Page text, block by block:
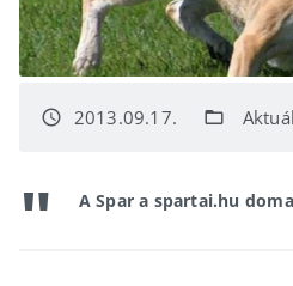
access_time 2013.09.17. folder_open
A Spar a spartai.hu